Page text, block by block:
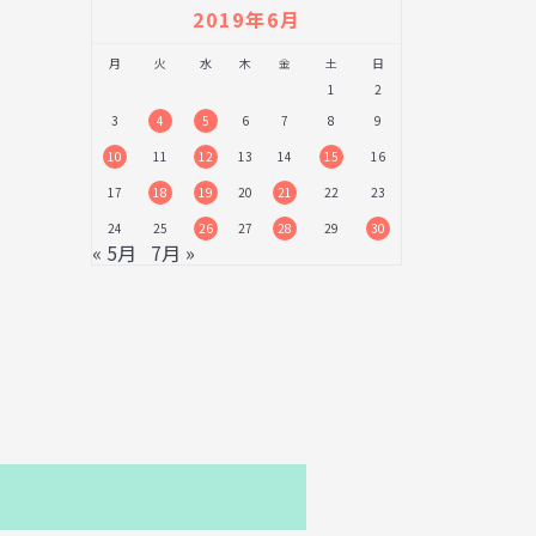
2019年6月
月 火 水 木 金 土
日
1
2
3
4 5 6 7 8
9
10
11 12 13 14 15
16
17
18 19 20 21 22
23
24
25 26 27 28 29 30
« 5月 7月 »